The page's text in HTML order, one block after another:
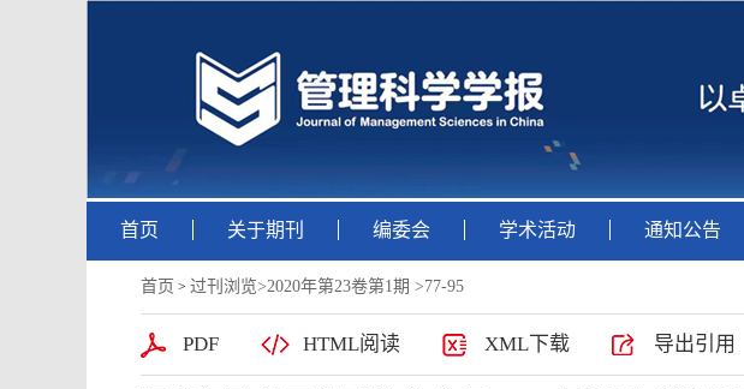
首页 关于期刊 编委会 学术活动 通知公告
首页 > 过刊浏览>2020年第23卷第1期 >77-95
PDF HTML阅读 XML下载 导出引用